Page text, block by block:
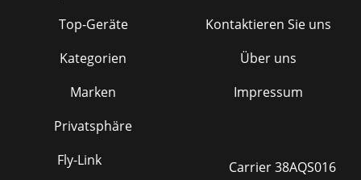
Top-Geräte
Kategorien
Marken
Privatsphäre
Kontaktieren Sie uns
Über uns
Impressum
Fly-Link
Carrier 38AQS016